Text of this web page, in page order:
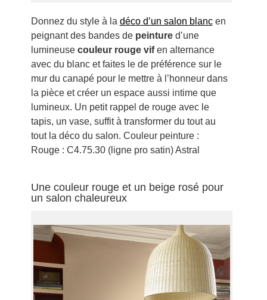
Donnez du style à la déco d’un salon blancen
peignant des bandes de peinture d’une
lumineusecouleur rouge vifen alternance
avec du blanc et faites le de préférence sur le
mur du canapé pour le mettre à l’honneur dans
la pièce et créer un espace aussi intime que
lumineux. Un petit rappel de rouge avec le
tapis, un vase, suffit à transformer du tout au
tout la déco du salon. Couleur peinture :
Rouge : C4.75.30 (ligne pro satin) Astral
Une couleur rouge et un beige rosé pour
un salon chaleureux